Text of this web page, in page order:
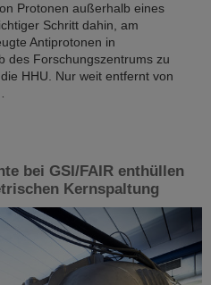
Protonen außerhalb eines
Schritt dahin, am
Antiprotonen in
des Forschungszentrums zu
HHU. Nur weit entfernt von
bei GSI/FAIR enthüllen
Kernspaltung